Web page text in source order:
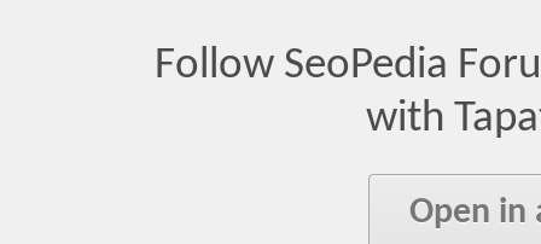
Follow SeoPedia
with
Open in